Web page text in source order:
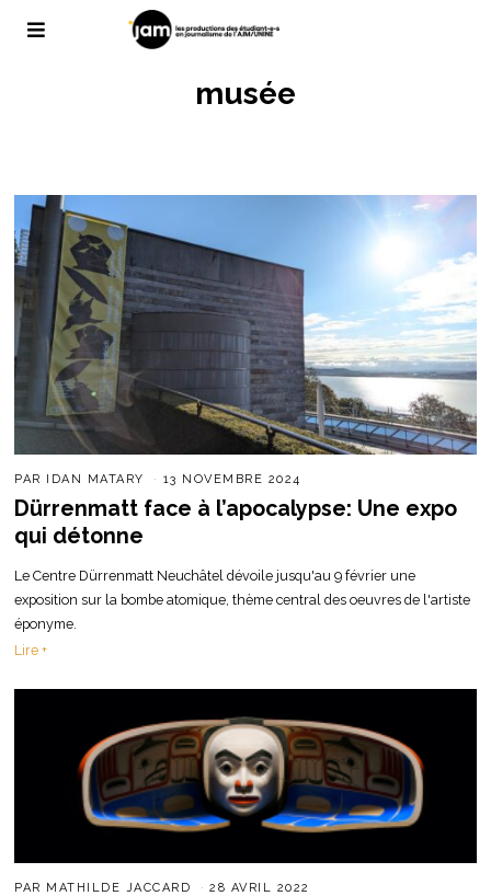
musée
PAR IDAN MATARY 13 NOVEMBRE 2024
Dürrenmatt face à l’apocalypse: Une expo
qui détonne
Le Centre Dürrenmatt Neuchâtel dévoile jusqu'au 9 février une
exposition sur la bombe atomique, thème central des oeuvres de l'artiste
éponyme.
Lire +
PAR MATHILDE JACCARD 28 AVRIL 2022